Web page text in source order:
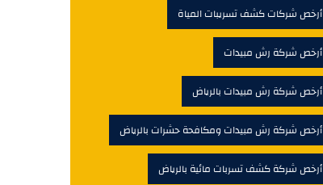
أرخص شركات كشف تسريبات المياة
أرخص شركة رش مبيدات
أرخص شركة رش مبيدات بالرياض
أرخص شركة رش مبيدات ومكافحة حشرات بالرياض
أرخص شركة كشف تسربات مائية بالرياض